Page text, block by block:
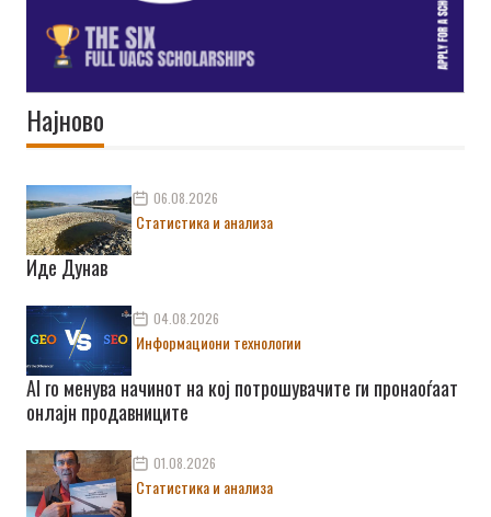
Најново
06.08.2026
Статистика и анализа
Иде Дунав
04.08.2026
Информациони технологии
AI го менува начинот на кој потрошувачите ги пронаоѓаат
онлајн продавниците
01.08.2026
Статистика и анализа